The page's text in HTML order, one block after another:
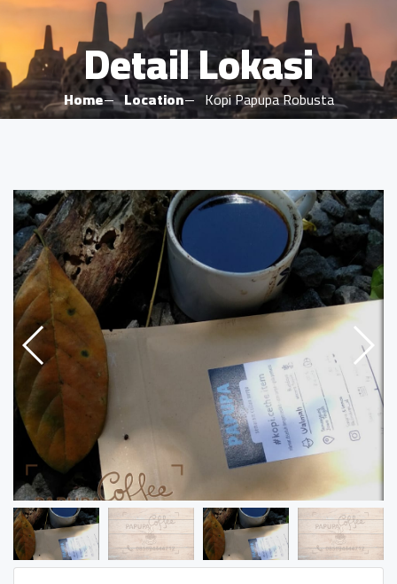
Detail Lokasi
Home Location Kopi Papupa Robusta